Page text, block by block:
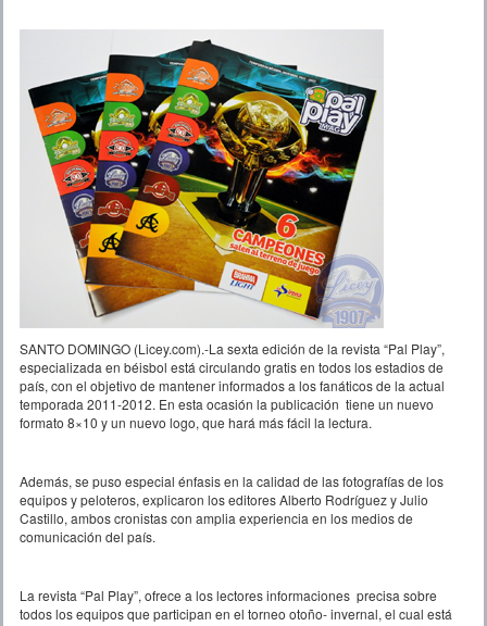
SANTO DOMINGO (Licey.com).-La sexta edición de la revista “Pal Play”,
especializada en béisbol está circulando gratis en todos los estadios de
país, con el objetivo de mantener informados a los fanáticos de la actual
temporada 2011-2012. En esta ocasión la publicación tiene un nuevo
formato 8×10 y un nuevo logo, que hará más fácil la lectura.
Además, se puso especial énfasis en la calidad de las fotografías de los
equipos y peloteros, explicaron los editores Alberto Rodríguez y Julio
Castillo, ambos cronistas con amplia experiencia en los medios de
comunicación del país.
La revista “Pal Play”, ofrece a los lectores informaciones precisa sobre
todos los equipos que participan en el torneo otoño- invernal, el cual está